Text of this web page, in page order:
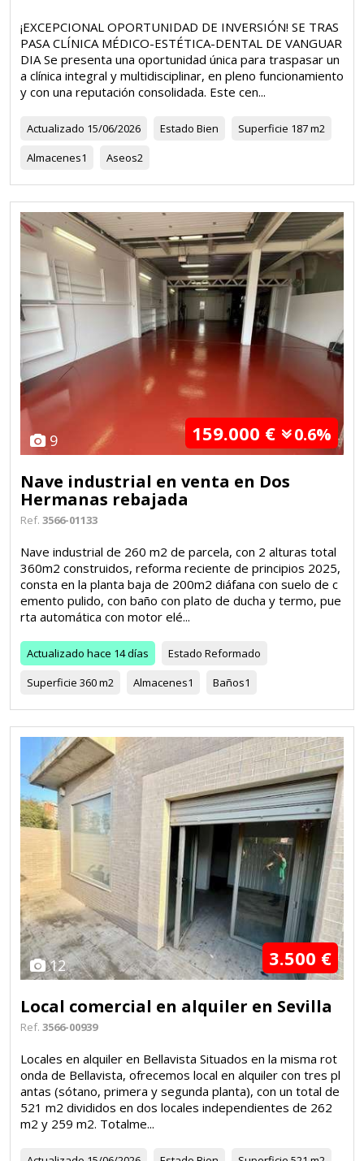
¡EXCEPCIONAL OPORTUNIDAD DE INVERSIÓN! SE TRAS
PASA CLÍNICA MÉDICO-ESTÉTICA-DENTAL DE VANGUAR
DIA Se presenta una oportunidad única para traspasar un
a clínica integral y multidisciplinar, en pleno funcionamiento
y con una reputación consolidada. Este cen...
Actualizado 15/06/2026 Estado Bien Superficie 187 m2
Almacenes1 Aseos2
9 159.000 € 0.6%
Nave industrial en venta en Dos
Hermanas rebajada
Ref. 3566-01133
Nave industrial de 260 m2 de parcela, con 2 alturas total
360m2 construidos, reforma reciente de principios 2025,
consta en la planta baja de 200m2 diáfana con suelo de c
emento pulido, con baño con plato de ducha y termo, pue
rta automática con motor elé...
Actualizado hace 14 días Estado Reformado
Superficie 360 m2 Almacenes1 Baños1
12 3.500 €
Local comercial en alquiler en Sevilla
Ref. 3566-00939
Locales en alquiler en Bellavista Situados en la misma rot
onda de Bellavista, ofrecemos local en alquiler con tres pl
antas (sótano, primera y segunda planta), con un total de
521 m2 divididos en dos locales independientes de 262
m2 y 259 m2. Totalme...